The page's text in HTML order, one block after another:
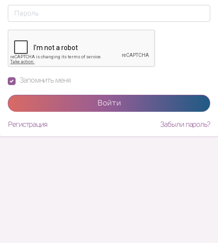
Запомнить меня
Войти
Регистрация Забыли пароль?